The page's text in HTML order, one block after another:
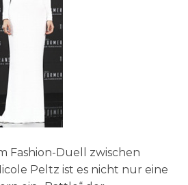
Fashion-Duell zwischen
Peltz ist es nicht nur eine